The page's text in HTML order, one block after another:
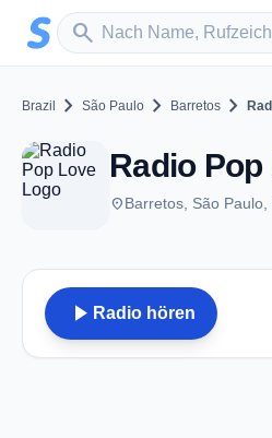
Zum Hauptinhalt springen
search
Sender suchen
Brazil chevron_right São Paulo chevron_right Barretos chevron_right
placeBarretos, São Paulo,
play_arrow Radio hören